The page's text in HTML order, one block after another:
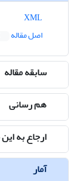
اصل مقاله
سابقه مقاله
هم رسانی
ارجاع به این
آمار